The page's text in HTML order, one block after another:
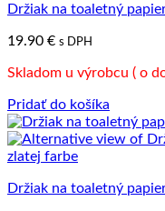
Držiak na toaletný
19.90 € s DPH
Skladom u výrobcu ( o
Pridať do košíka
Držiak na toaletný